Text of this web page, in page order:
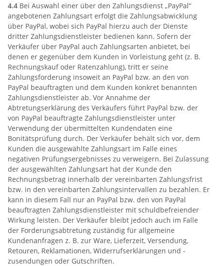
4.4 Bei Auswahl einer über den Zahlungsdienst „PayPal“
angebotenen Zahlungsart erfolgt die Zahlungsabwicklung
über PayPal, wobei sich PayPal hierzu auch der Dienste
dritter Zahlungsdienstleister bedienen kann. Sofern der
Verkäufer über PayPal auch Zahlungsarten anbietet, bei
denen er gegenüber dem Kunden in Vorleistung geht (z. B.
Rechnungskauf oder Ratenzahlung), tritt er seine
Zahlungsforderung insoweit an PayPal bzw. an den von
PayPal beauftragten und dem Kunden konkret benannten
Zahlungsdienstleister ab. Vor Annahme der
Abtretungserklärung des Verkäufers führt PayPal bzw. der
von PayPal beauftragte Zahlungsdienstleister unter
Verwendung der übermittelten Kundendaten eine
Bonitätsprüfung durch. Der Verkäufer behält sich vor, dem
Kunden die ausgewählte Zahlungsart im Falle eines
negativen Prüfungsergebnisses zu verweigern. Bei Zulassung
der ausgewählten Zahlungsart hat der Kunde den
Rechnungsbetrag innerhalb der vereinbarten Zahlungsfrist
bzw. in den vereinbarten Zahlungsintervallen zu bezahlen. Er
kann in diesem Fall nur an PayPal bzw. den von PayPal
beauftragten Zahlungsdienstleister mit schuldbefreiender
Wirkung leisten. Der Verkäufer bleibt jedoch auch im Falle
der Forderungsabtretung zuständig für allgemeine
Kundenanfragen z. B. zur Ware, Lieferzeit, Versendung,
Retouren, Reklamationen, Widerrufserklärungen und -
zusendungen oder Gutschriften.